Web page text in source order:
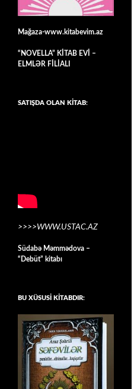
Mağaza-www.kitabevim.az
“NOVELLA” KİTAB EVİ –
ELMLƏR FİLİALI
SATIŞDA OLAN KİTAB:
>>>>WWW.USTAC.AZ
Südabə Məmmədova –
“Debüt” kitabı
BU XÜSUSİ KİTABDIR: